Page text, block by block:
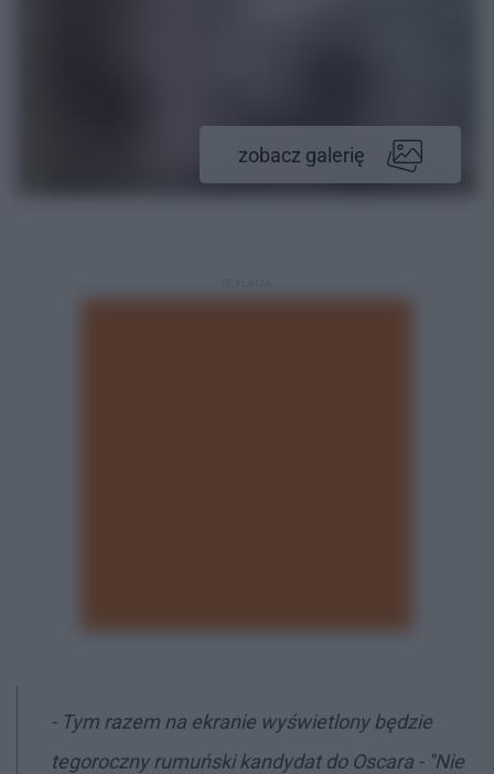
zobacz galerię
- Tym razem na ekranie wyświetlony będzie
tegoroczny rumuński kandydat do Oscara - "Nie